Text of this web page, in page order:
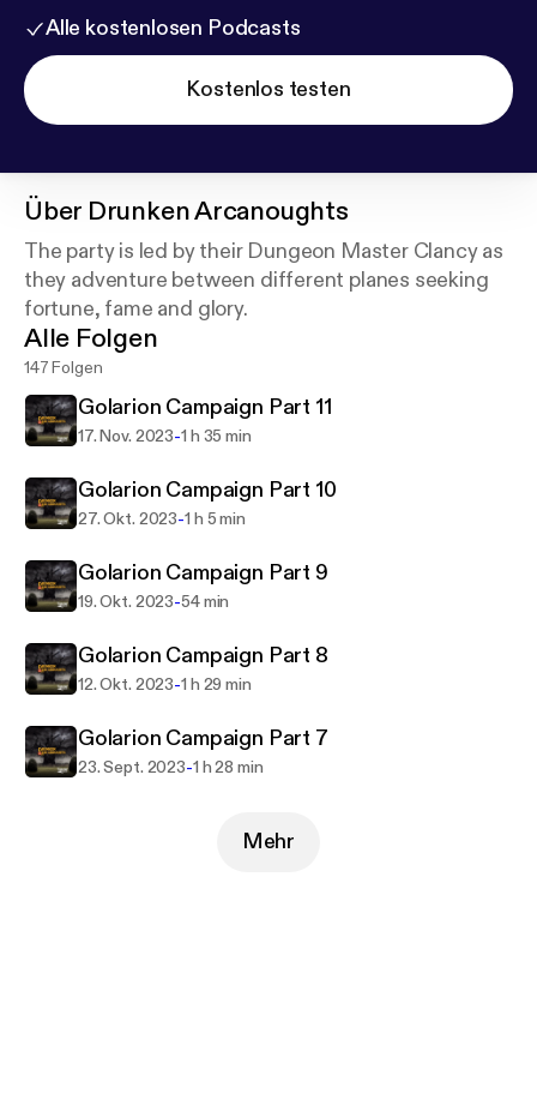
Alle kostenlosen Podcasts
Kostenlos testen
Über Drunken Arcanoughts
The party is led by their Dungeon Master Clancy as
they adventure between different planes seeking
fortune, fame and glory.
Alle Folgen
147 Folgen
Golarion Campaign Part 11
17. Nov. 2023-1 h 35 min
Golarion Campaign Part 10
27. Okt. 2023-1 h 5 min
Golarion Campaign Part 9
19. Okt. 2023-54 min
Golarion Campaign Part 8
12. Okt. 2023-1 h 29 min
Golarion Campaign Part 7
23. Sept. 2023-1 h 28 min
Mehr